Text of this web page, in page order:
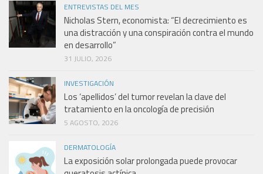
ENTREVISTAS DEL MES
Nicholas Stern, economista: “El decrecimiento es
una distracción y una conspiración contra el mundo
en desarrollo”
31 JULIO, 2026
INVESTIGACIÓN
Los ‘apellidos’ del tumor revelan la clave del
tratamiento en la oncología de precisión
5 AGOSTO, 2026
DERMATOLOGÍA
La exposición solar prolongada puede provocar